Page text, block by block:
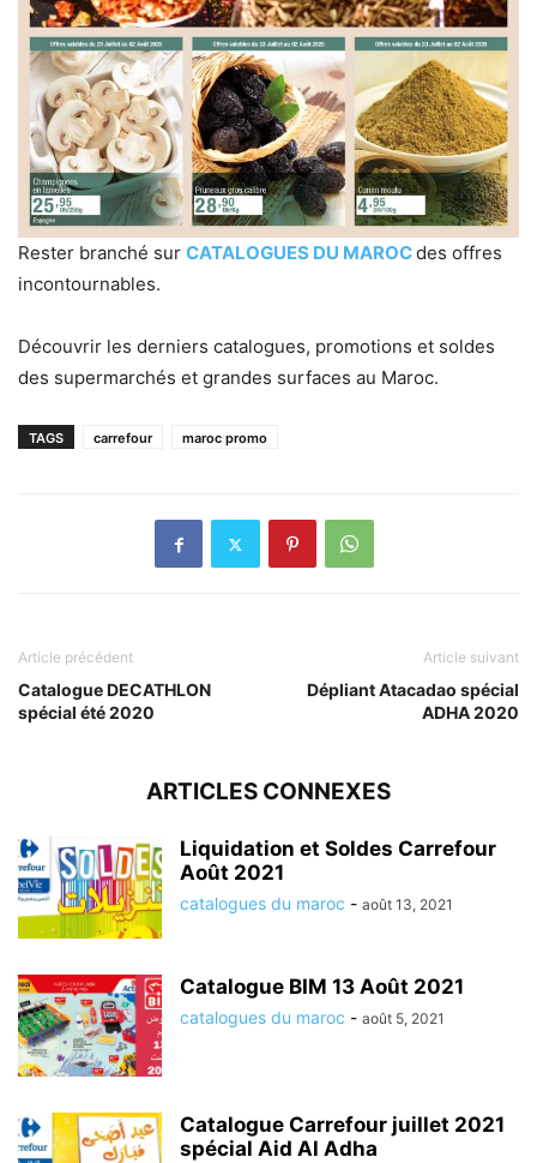
Rester branché sur CATALOGUES DU MAROCdes offres
incontournables.
Découvrir les derniers catalogues, promotions et soldes
des supermarchés et grandes surfaces au Maroc.
TAGS carrefour maroc promo
Article précédent
Catalogue DECATHLON
spécial été 2020
Article suivant
Dépliant Atacadao spécial
ADHA 2020
ARTICLES CONNEXES
Liquidation et Soldes Carrefour
Août 2021
catalogues du maroc - août 13, 2021
Catalogue BIM 13 Août 2021
catalogues du maroc - août 5, 2021
Catalogue Carrefour juillet 2021
spécial Aid Al Adha